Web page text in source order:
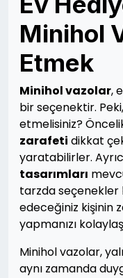
Minihol
Etmek
Minihol vazolar,
bir seçenektir.
etmelisiniz?
zarafeti dikkat
yaratabilirler.
tasarımları
tarzda seçenekler
edeceğiniz kişinin
yapmanızı
Minihol vazolar,
aynı zamanda